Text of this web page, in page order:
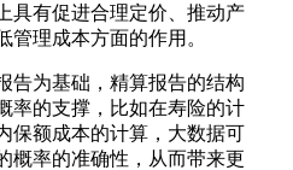
有促进合理定价、推动产
理成本方面的作用。
为基础，精算报告的结构
率的支撑，比如在寿险的计
保额成本的计算，大数据可
概率的准确性，从而带来更